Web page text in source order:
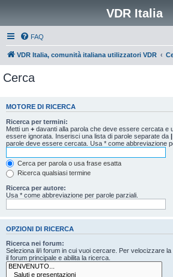
VDR Italia
FAQ
VDR Italia, comunità italiana utilizzatori VDR
Cerca
MOTORE DI RICERCA
Ricerca per termini:
Metti un + davanti alla parola che deve essere cercata e
essere ignorata. Inserisci una lista di parole separate da |
parole deve essere cercata. Usa * come abbreviazione
Cerca per parola o usa frase esatta
Ricerca qualsiasi termine
Ricerca per autore:
Usa * come abbreviazione per parole parziali.
OPZIONI DI RICERCA
Ricerca nei forum:
Seleziona il/i forum in cui vuoi cercare. Per velocizzare
il forum principale e abilita la ricerca.